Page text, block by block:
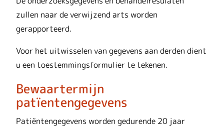
zullen naar de verwijzend arts worden
gerapporteerd.
Voor het uitwisselen van gegevens aan derden dient
u een toestemmingsformulier te tekenen.
Bewaartermijn
patïentengegevens
Patiëntengegevens worden gedurende 20 jaar